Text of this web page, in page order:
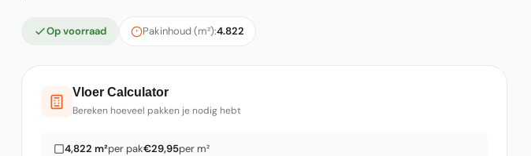
Op voorraad Pakinhoud (m²):4.822
Vloer Calculator
Bereken hoeveel pakken je nodig hebt
4,822 m²per pak€29,95per m²